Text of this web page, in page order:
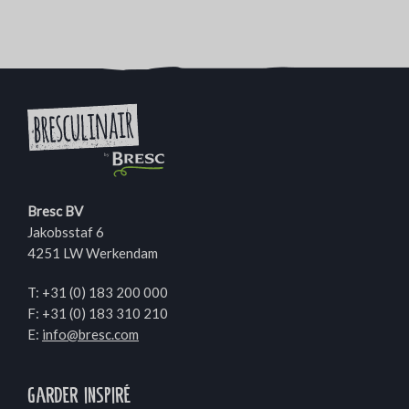
Bresc BV
Jakobsstaf 6
4251 LW Werkendam
T: +31 (0) 183 200 000
F: +31 (0) 183 310 210
E: info@bresc.com
Garder inspiré